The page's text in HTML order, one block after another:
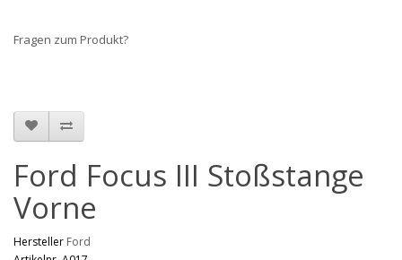
Fragen zum Produkt?
Ford Focus III Stoßstange
Vorne
Hersteller Ford